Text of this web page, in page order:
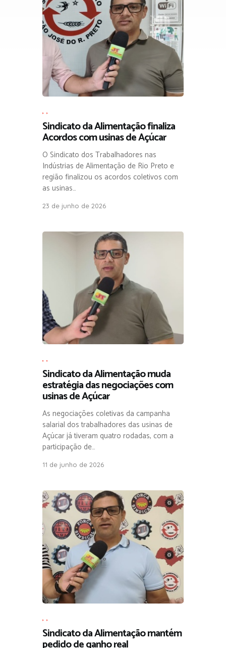
Sindicato da Alimentação finaliza
Acordos com usinas de Açúcar
O Sindicato dos Trabalhadores nas
Indústrias de Alimentação de Rio Preto e
região finalizou os acordos coletivos com
as usinas…
23 de junho de 2026
, ,
Sindicato da Alimentação muda
estratégia das negociações com
usinas de Açúcar
As negociações coletivas da campanha
salarial dos trabalhadores das usinas de
Açúcar já tiveram quatro rodadas, com a
participação de…
11 de junho de 2026
Sindicato da Alimentação mantém
pedido de ganho real